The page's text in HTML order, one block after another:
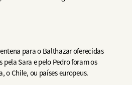
para o Balthazar oferecidas
Sara e pelo Pedro foram os
o Chile, ou países europeus.